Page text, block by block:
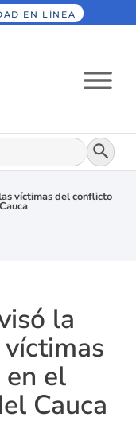
EN LÍNEA
Botón
víctimas del conflicto
la
el
Cauca